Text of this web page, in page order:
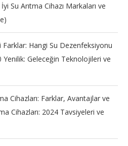
İyi Su Arıtma Cihazı Markaları ve
Farklar: Hangi Su Dezenfeksiyonu
Yenilik: Geleceğin Teknolojileri ve
Cihazları: Farklar, Avantajlar ve
Cihazları: 2024 Tavsiyeleri ve